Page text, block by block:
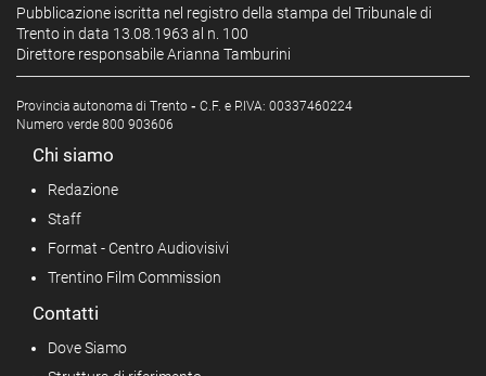
Pubblicazione iscritta nel registro della stampa del Tribunale di
Trento in data 13.08.1963 al n. 100
Direttore responsabile Arianna Tamburini
Provincia autonoma di Trento - C.F. e P.IVA: 00337460224
Numero verde 800 903606
Chi siamo
Redazione
Staff
Format - Centro Audiovisivi
Trentino Film Commission
Contatti
Dove Siamo